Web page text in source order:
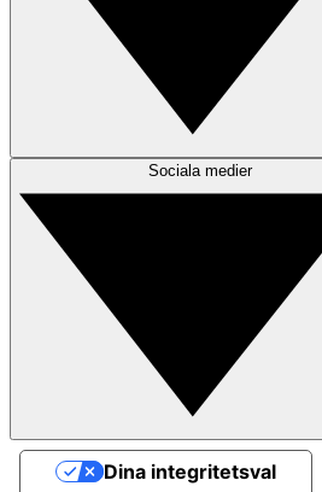
Sociala medier
Dina integritetsval